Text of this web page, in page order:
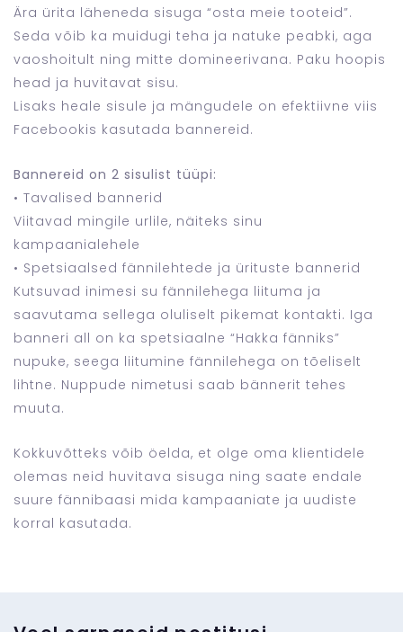
Ära ürita läheneda sisuga “osta meie tooteid”.
Seda võib ka muidugi teha ja natuke peabki, aga
vaoshoitult ning mitte domineerivana. Paku hoopis
head ja huvitavat sisu.
Lisaks heale sisule ja mängudele on efektiivne viis
Facebookis kasutada bannereid.
Bannereid on 2 sisulist tüüpi:
• Tavalised bannerid
Viitavad mingile urlile, näiteks sinu
kampaanialehele
• Spetsiaalsed fännilehtede ja ürituste bannerid
Kutsuvad inimesi su fännilehega liituma ja
saavutama sellega oluliselt pikemat kontakti. Iga
banneri all on ka spetsiaalne “Hakka fänniks”
nupuke, seega liitumine fännilehega on tõeliselt
lihtne. Nuppude nimetusi saab bännerit tehes
muuta.
Kokkuvõtteks võib öelda, et olge oma klientidele
olemas neid huvitava sisuga ning saate endale
suure fännibaasi mida kampaaniate ja uudiste
korral kasutada.